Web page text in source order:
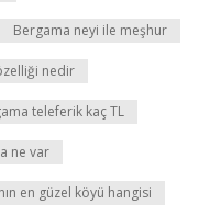
Bergama neyi ile meşhur
nedir
teleferik kaç TL
ne var
en güzel köyü hangisi